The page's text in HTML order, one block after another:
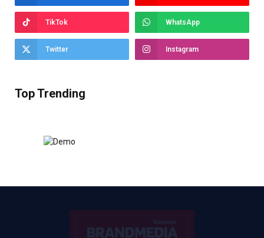
TikTok WhatsApp
Twitter Instagram
Top Trending